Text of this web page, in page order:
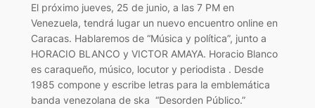
El próximo jueves, 25 de junio, a las 7 PM en
Venezuela, tendrá lugar un nuevo encuentro online en
Caracas. Hablaremos de “Música y política”, junto a
HORACIO BLANCO y VICTOR AMAYA. Horacio Blanco
es caraqueño, músico, locutor y periodista . Desde
1985 compone y escribe letras para la emblemática
banda venezolana de ska “Desorden Público.”